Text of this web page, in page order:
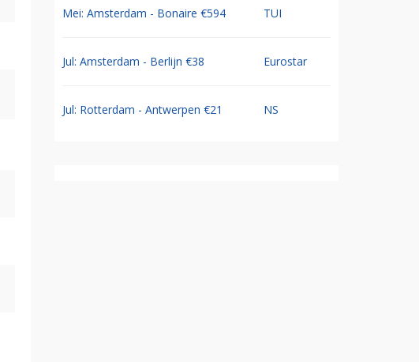
Mei: Amsterdam - Bonaire €594 TUI
Jul: Amsterdam - Berlijn €38 Eurostar
Jul: Rotterdam - Antwerpen €21 NS